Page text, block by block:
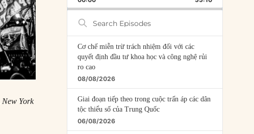
New York
Search
Episodes
Cơ chế miễn trừ trách nhiệm đối với các
quyết định đầu tư khoa học và công nghệ rủi
ro cao
08/08/2026
Giai đoạn tiếp theo trong cuộc trấn áp các dân
tộc thiểu số của Trung Quốc
06/08/2026